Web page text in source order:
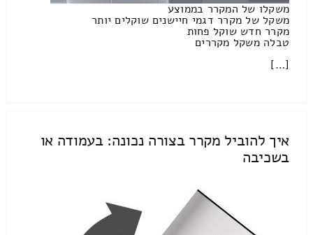
משקלו של המקרר בממוצע
משקל של מקרר דגמי חיישנים שוקלים יותר
מקרר חדש שוקל פחות
טבלה משקל מקררים
[…]
איך להוביל מקרר בצורה נכונה: בעמודה או
בשכיבה